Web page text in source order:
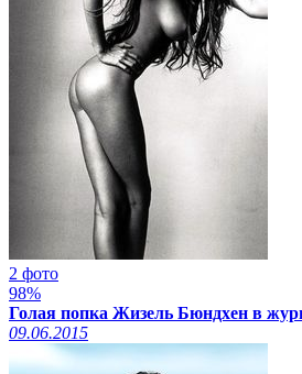
2 фото
98%
Голая попка Жизель Бюндхен в
09.06.2015